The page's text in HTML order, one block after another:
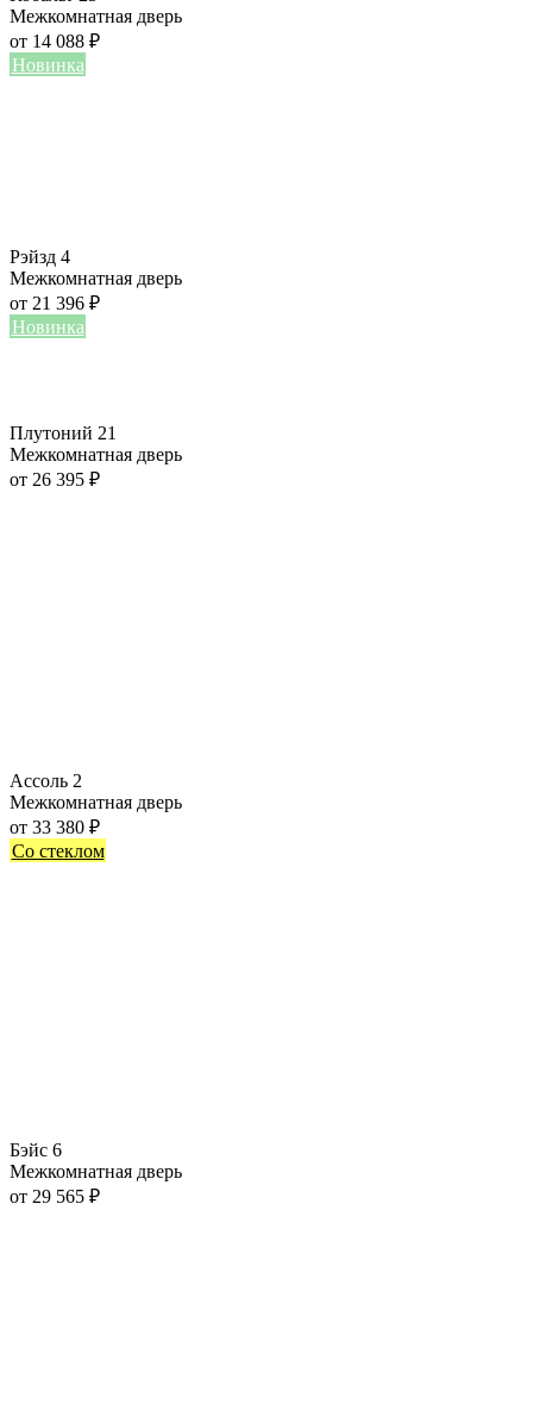
Межкомнатная дверь
от 14 088 ₽
Новинка
Рэйзд 4
Межкомнатная дверь
от 21 396 ₽
Новинка
Плутоний 21
Межкомнатная дверь
от 26 395 ₽
Ассоль 2
Межкомнатная дверь
от 33 380 ₽
Со стеклом
Бэйс 6
Межкомнатная дверь
от 29 565 ₽